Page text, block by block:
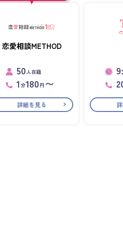
恋愛相談METHOD
50人在籍
1分180 円 〜
詳細を見る